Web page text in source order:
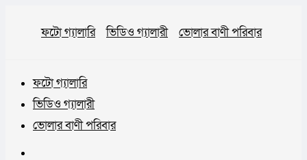
ফটো গ্যালারি ভিডিও গ্যালারী ভোলার বাণী পরিবার
ফটো গ্যালারি
ভিডিও গ্যালারী
ভোলার বাণী পরিবার